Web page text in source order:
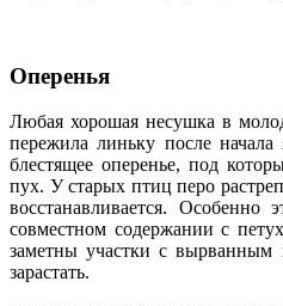
Оперенья
Любая хорошая несушка в
пережила линьку после начала
блестящее оперенье, под
пух. У старых птиц перо
восстанавливается. Особенно
совместном содержании с
заметны участки с вырванным
зарастать.